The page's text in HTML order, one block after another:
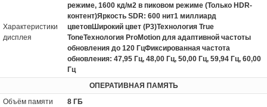
Характеристики
дисплея
режиме, 1600 кд/м2 в пиковом режиме (Только HDR-
контент)Яркость SDR: 600 нит1 миллиард
цветовШирокий цвет (P3)Технология True
ToneТехнология ProMotion для адаптивной частоты
обновления до 120 ГцФиксированная частота
обновления: 47,95 Гц, 48,00 Гц, 50,00 Гц, 59,94 Гц, 60,00
Гц
ОПЕРАТИВНАЯ ПАМЯТЬ
Объём памяти
8 ГБ